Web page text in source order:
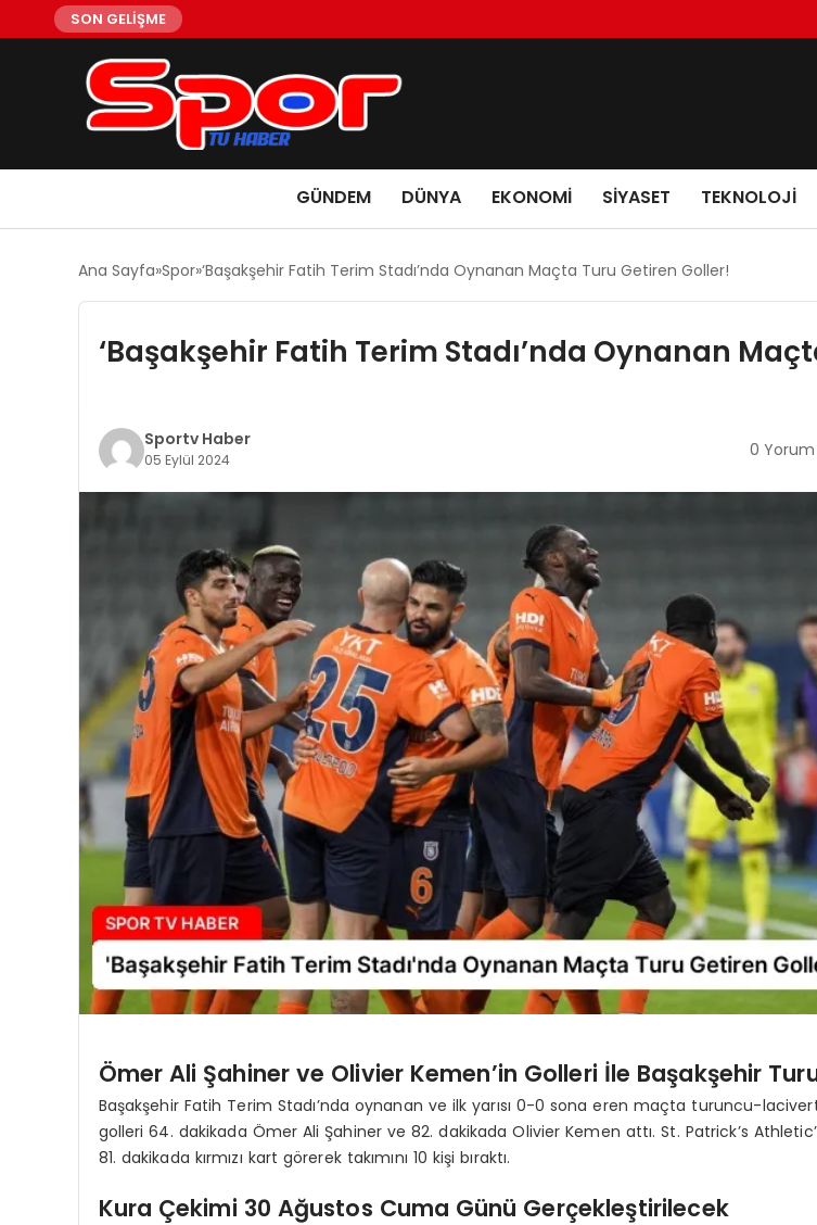
SON GELİŞME
GÜNDEM DÜNYA EKONOMI SIYASET TEKNOLOJI
Ana Sayfa Spor ‘Başakşehir Fatih Terim Stadı’nda Oynanan Maçta Turu Getiren Goller!
‘Başakşehir Fatih Terim Stadı’nda Oynanan
Sportv Haber
05 Eylül 2024 0 Yorum
Ömer Ali Şahiner ve Olivier Kemen’in Golleri İle Başakşehir
Başakşehir Fatih Terim Stadı’nda oynanan ve ilk yarısı 0-0 sona eren maçta turuncu-
golleri 64. dakikada Ömer Ali Şahiner ve 82. dakikada Olivier Kemen attı. St. Patrick’s
81. dakikada kırmızı kart görerek takımını 10 kişi bıraktı.
Kura Çekimi 30 Ağustos Cuma Günü Gerçekleştirilecek